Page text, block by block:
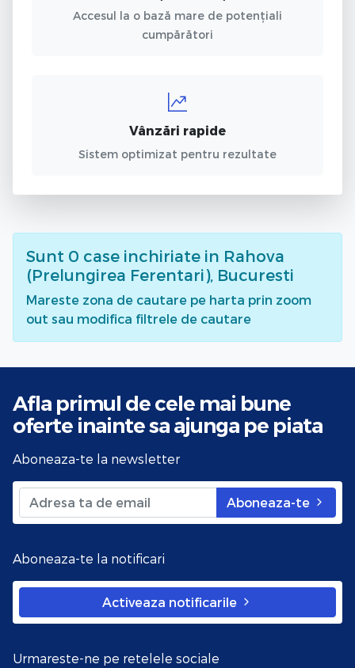
Accesul la o bază mare de potențiali
cumpărători
Vânzări rapide
Sistem optimizat pentru rezultate
Sunt 0 case inchiriate in Rahova
(Prelungirea Ferentari), Bucuresti
Mareste zona de cautare pe harta prin zoom
out sau modifica filtrele de cautare
Afla primul de cele mai bune
oferte inainte sa ajunga pe piata
Aboneaza-te la newsletter
Aboneaza-te
Aboneaza-te la notificari
Activeaza notificarile
Urmareste-ne pe retelele sociale